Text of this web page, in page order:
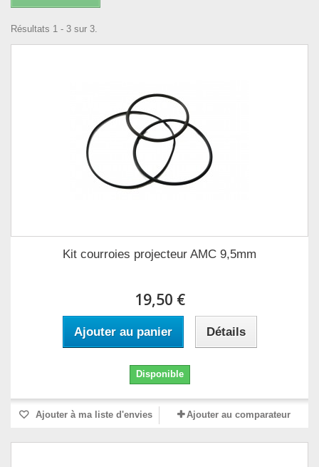
Résultats 1 - 3 sur 3.
Kit courroies projecteur AMC 9,5mm
19,50 €
Ajouter au panier Détails
Disponible
Ajouter à ma liste d'envies Ajouter au comparateur